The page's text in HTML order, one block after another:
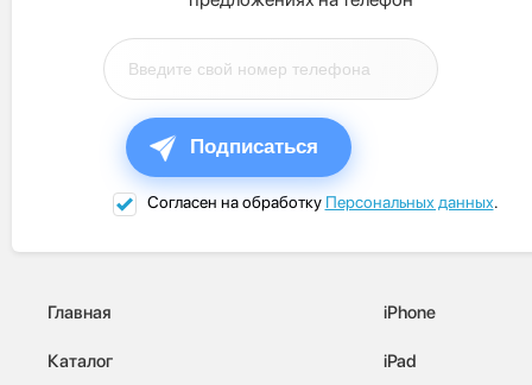
Подписаться
Согласен на обработку Персональных данных.
Главная
Каталог
iPhone
iPad